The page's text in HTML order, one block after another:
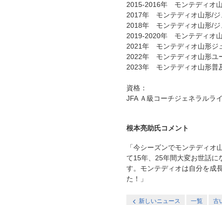
2015-2016年 モンテディオ
2017年 モンテディオ山形/ジ
2018年 モンテディオ山形/ジ
2019-2020年 モンテディオ
2021年 モンテディオ山形ジ
2022年 モンテディオ山形ユ
2023年 モンテディオ山形普
資格：
JFA Ａ級コーチジェネラルラ
根本亮助氏コメント
「今シーズンでモンテディ
て15年、25年間大変お世話に
す。モンテディオは自分を成
た！」
新しいニュース 一覧 古